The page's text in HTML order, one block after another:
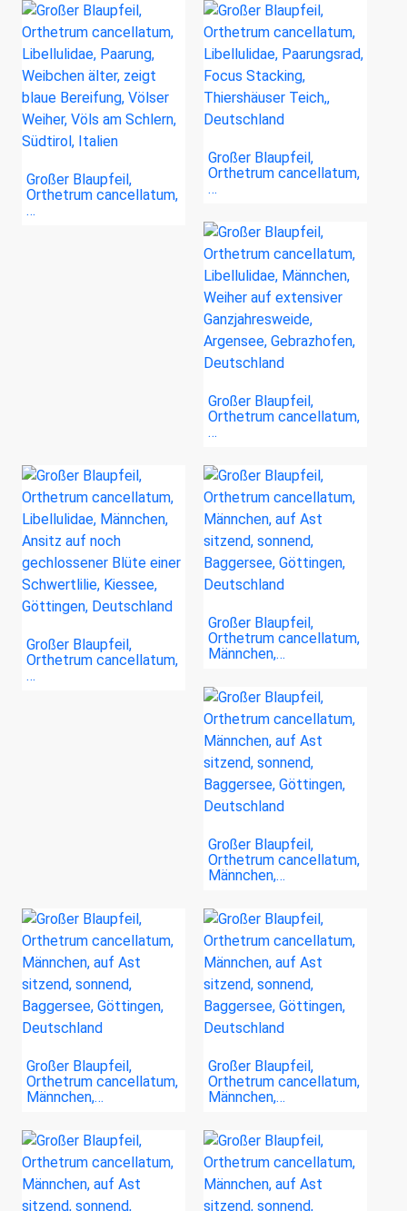
Großer Blaupfeil,
Orthetrum cancellatum,
…
Großer Blaupfeil,
Orthetrum cancellatum,
…
Großer Blaupfeil,
Orthetrum cancellatum,
…
Großer Blaupfeil,
Orthetrum cancellatum,
…
Großer Blaupfeil,
Orthetrum cancellatum,
Männchen,…
Großer Blaupfeil,
Orthetrum cancellatum,
Männchen,…
Großer Blaupfeil,
Orthetrum cancellatum,
Männchen,…
Großer Blaupfeil,
Orthetrum cancellatum,
Männchen,…